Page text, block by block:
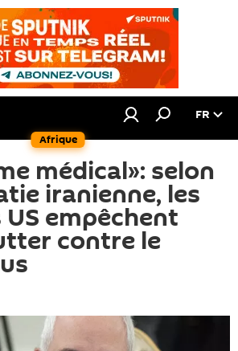
Afrique
FR
médical»: selon
iranienne, les
empêchent
contre le